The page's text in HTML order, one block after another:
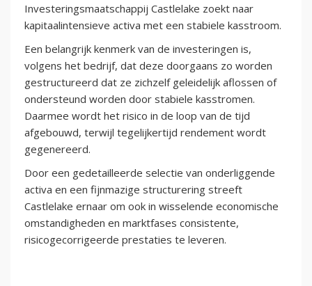
Investeringsmaatschappij Castlelake zoekt naar
kapitaalintensieve activa met een stabiele kasstroom.
Een belangrijk kenmerk van de investeringen is,
volgens het bedrijf, dat deze doorgaans zo worden
gestructureerd dat ze zichzelf geleidelijk aflossen of
ondersteund worden door stabiele kasstromen.
Daarmee wordt het risico in de loop van de tijd
afgebouwd, terwijl tegelijkertijd rendement wordt
gegenereerd.
Door een gedetailleerde selectie van onderliggende
activa en een fijnmazige structurering streeft
Castlelake ernaar om ook in wisselende economische
omstandigheden en marktfases consistente,
risicogecorrigeerde prestaties te leveren.